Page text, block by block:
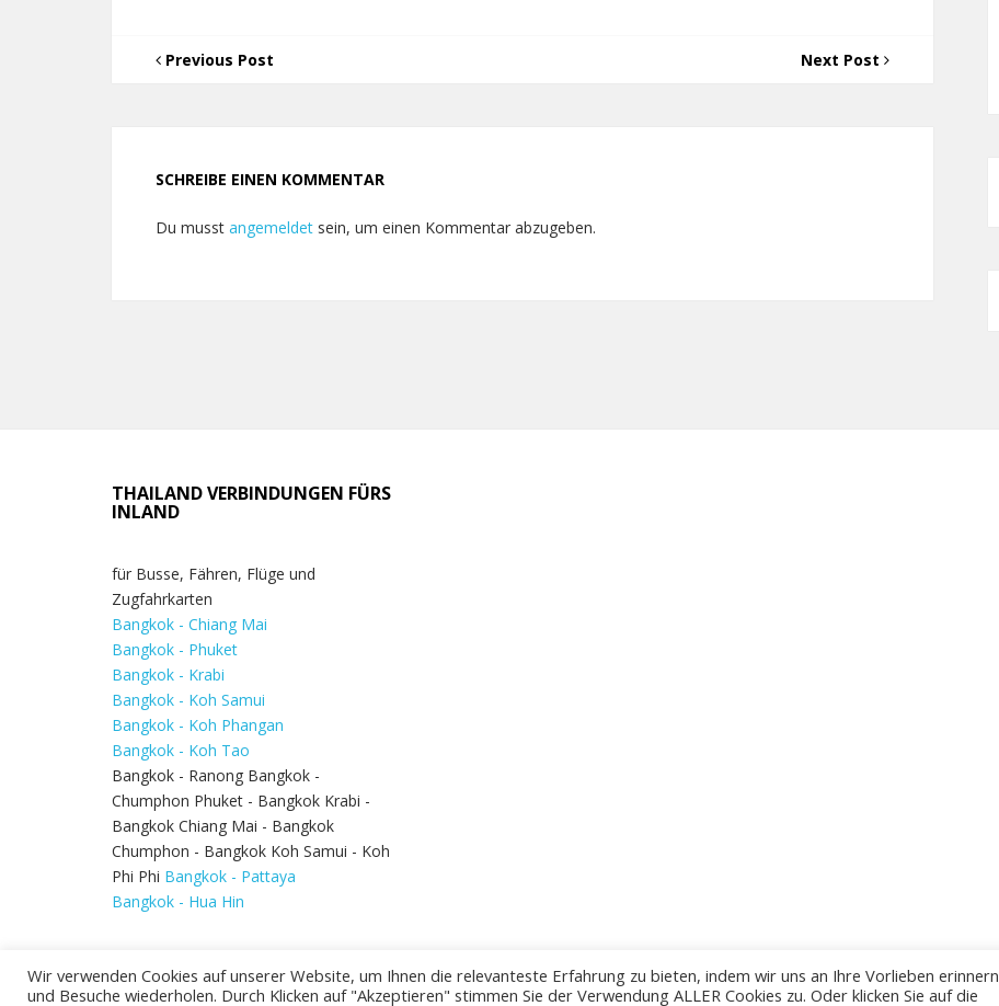
Previous Post Next Post
SCHREIBE EINEN KOMMENTAR
Du musst angemeldet sein, um einen Kommentar abzugeben.
THAILAND VERBINDUNGEN FÜRS
INLAND
für Busse, Fähren, Flüge und
Zugfahrkarten
Bangkok - Chiang Mai
Bangkok - Phuket
Bangkok - Krabi
Bangkok - Koh Samui
Bangkok - Koh Phangan
Bangkok - Koh Tao
Bangkok - Ranong Bangkok -
Chumphon Phuket - Bangkok Krabi -
Bangkok Chiang Mai - Bangkok
Chumphon - Bangkok Koh Samui - Koh
Phi Phi Bangkok - Pattaya
Bangkok - Hua Hin
Wir verwenden Cookies auf unserer Website, um Ihnen die relevanteste Erfahrung zu bieten, indem wir uns an Ihre Vorlieben erinnern
und Besuche wiederholen. Durch Klicken auf "Akzeptieren" stimmen Sie der Verwendung ALLER Cookies zu. Oder klicken Sie auf die